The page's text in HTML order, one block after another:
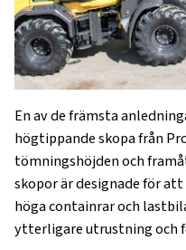
En av de främsta
högtippande skopa från
tömningshöjden och
skopor är designade för
höga containrar och
ytterligare utrustning och